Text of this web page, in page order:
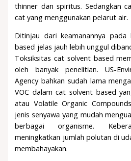
thinner dan spiritus. Sedangkan
cat yang menggunakan pelarut air.
Ditinjau dari keamanannya
based jelas jauh lebih unggul
Toksiksitas cat solvent based
oleh banyak penelitian. US-
Agency bahkan sudah lama
VOC dalam cat solvent based
atau Volatile Organic
jenis senyawa yang mudah
berbagai organisme.
meningkatkan jumlah polutan di
membahayakan.